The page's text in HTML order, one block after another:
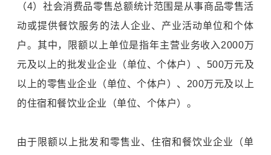
（4）社会消费品零售总额统计范围是从事商品零售活
动或提供餐饮服务的法人企业、产业活动单位和个体
户。其中，限额以上单位是指年主营业务收入2000万
元及以上的批发业企业（单位、个体户）、500万元及
以上的零售业企业（单位、个体户）、200万元及以上
的住宿和餐饮业企业（单位、个体户）。
由于限额以上批发和零售业、住宿和餐饮业企业（单